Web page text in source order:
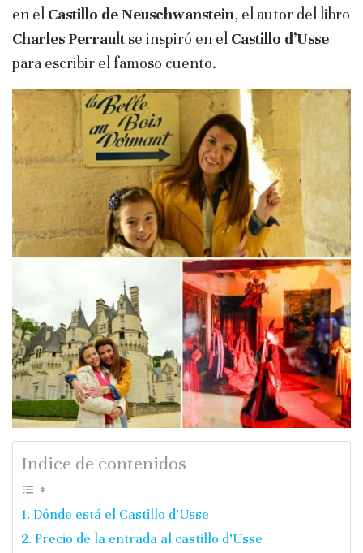
en el Castillo de Neuschwanstein, el autor del libro
Charles Perrault se inspiró en el Castillo d’Usse
para escribir el famoso cuento.
Indice de contenidos
Dónde está el Castillo d’Usse
Precio de la entrada al castillo d’Usse